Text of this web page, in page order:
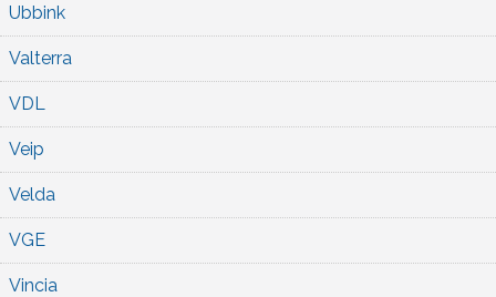
Ubbink
Valterra
VDL
Veip
Velda
VGE
Vincia